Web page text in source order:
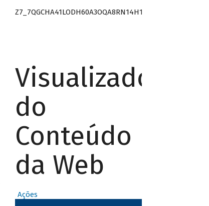
Z7_7QGCHA41LODH60A3OQA8RN14H1
Visualizador
do
Conteúdo
da Web
Ações